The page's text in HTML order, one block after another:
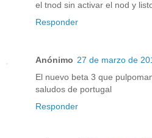
el tnod sin activar el nod y
Responder
Anónimo 27 de marzo de
El nuevo beta 3 que
saludos de portugal
Responder